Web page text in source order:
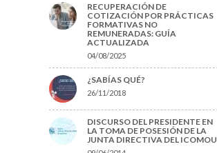
RECUPERACIÓN DE
COTIZACIÓN POR PRÁCTICAS
FORMATIVAS NO
REMUNERADAS: GUÍA
ACTUALIZADA
04/08/2025
¿SABÍAS QUÉ?
26/11/2018
DISCURSO DEL PRESIDENTE EN
LA TOMA DE POSESIÓN DE LA
JUNTA DIRECTIVA DEL ICOMOU